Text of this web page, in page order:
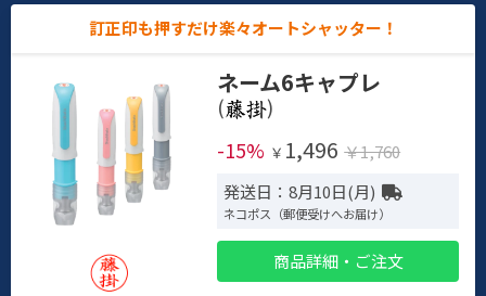
訂正印も押すだけ楽々オートシャッター！
ネーム6キャプレ
(
)
-15% ￥ 1,496 ￥1,760
発送日：8月10日(月)
ネコポス（郵便受けへお届け）
商品詳細・ご注文